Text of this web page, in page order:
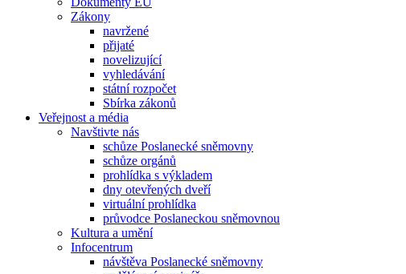
Zákony
navržené
přijaté
novelizující
vyhledávání
státní rozpočet
Sbírka zákonů
Veřejnost a média
Navštivte nás
schůze Poslanecké sněmovny
schůze orgánů
prohlídka s výkladem
dny otevřených dveří
virtuální prohlídka
průvodce Poslaneckou sněmovnou
Kultura a umění
Infocentrum
návštěva Poslanecké sněmovny